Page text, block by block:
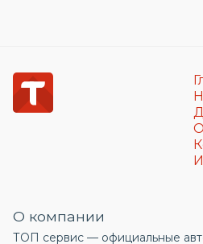
О компании
ТОП сервис — официальные